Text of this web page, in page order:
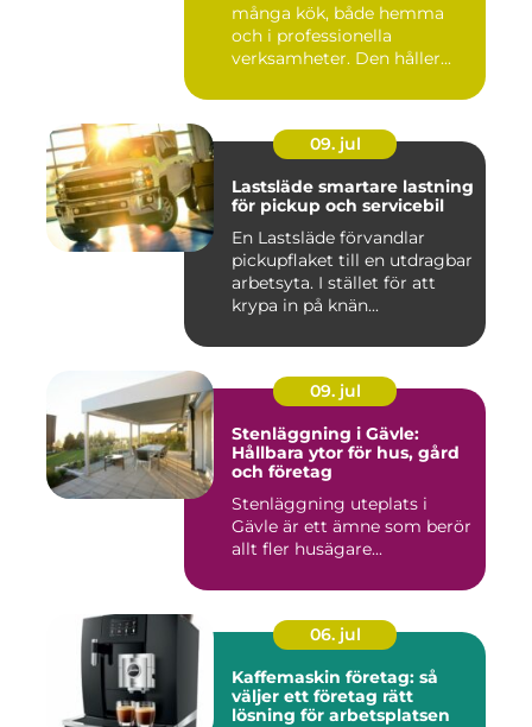
många kök, både hemma
och i professionella
verksamheter. Den håller...
09. jul
Lastsläde smartare lastning
för pickup och servicebil
En Lastsläde förvandlar
pickupflaket till en utdragbar
arbetsyta. I stället för att
krypa in på knän...
09. jul
Stenläggning i Gävle:
Hållbara ytor för hus, gård
och företag
Stenläggning uteplats i
Gävle är ett ämne som berör
allt fler husägare...
06. jul
Kaffemaskin företag: så
väljer ett företag rätt
lösning för arbetsplatsen